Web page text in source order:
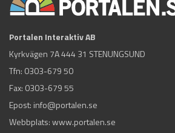
Portalen Interaktiv AB
Kyrkvägen 7A 444 31 STENUNGSUND
Tfn: 0303-679 50
Fax: 0303-679 55
Epost: info@portalen.se
Webbplats: www.portalen.se